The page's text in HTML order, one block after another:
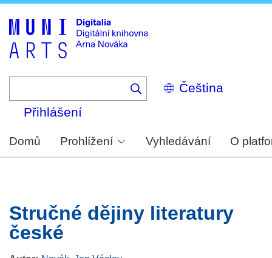
Select
your
Přihlášení
Domů Prohlížení Vyhledávání O
Stručné dějiny literatury
české